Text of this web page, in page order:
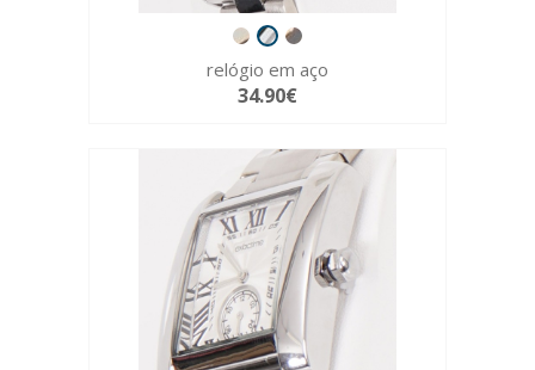
relógio em aço
34.90€